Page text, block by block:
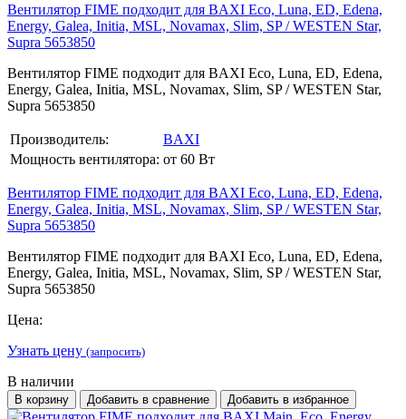
Вентилятор FIME подходит для BAXI Eco, Luna, ED, Edena,
Energy, Galea, Initia, MSL, Novamax, Slim, SP / WESTEN Star,
Supra 5653850
Вентилятор FIME подходит для BAXI Eco, Luna, ED, Edena,
Energy, Galea, Initia, MSL, Novamax, Slim, SP / WESTEN Star,
Supra 5653850
Производитель:
BAXI
Мощность вентилятора: от 60 Вт
Вентилятор FIME подходит для BAXI Eco, Luna, ED, Edena,
Energy, Galea, Initia, MSL, Novamax, Slim, SP / WESTEN Star,
Supra 5653850
Вентилятор FIME подходит для BAXI Eco, Luna, ED, Edena,
Energy, Galea, Initia, MSL, Novamax, Slim, SP / WESTEN Star,
Supra 5653850
Цена:
Узнать цену (запросить)
В наличии
В корзину Добавить в сравнение Добавить в избранное